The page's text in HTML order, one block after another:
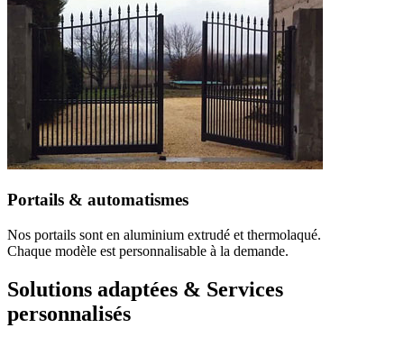
Portails & automatismes
Nos portails sont en aluminium extrudé et thermolaqué.
Chaque modèle est personnalisable à la demande.
Solutions adaptées & Services
personnalisés